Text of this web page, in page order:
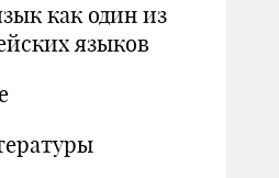
как один из
языков